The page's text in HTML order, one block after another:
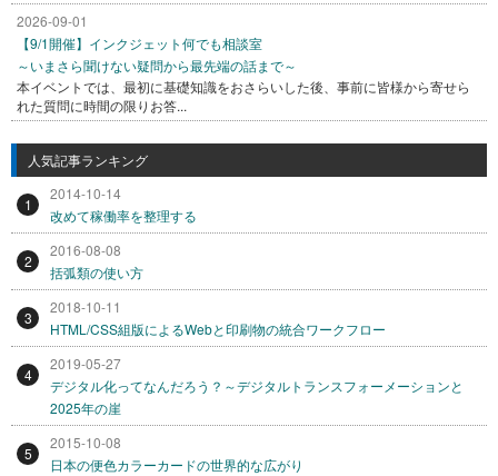
2026-09-01
【9/1開催】インクジェット何でも相談室
～いまさら聞けない疑問から最先端の話まで～
本イベントでは、最初に基礎知識をおさらいした後、事前に皆様から寄せら
れた質問に時間の限りお答...
人気記事ランキング
1
2014-10-14
改めて稼働率を整理する
2
2016-08-08
括弧類の使い方
3
2018-10-11
HTML/CSS組版によるWebと印刷物の統合ワークフロー
4
2019-05-27
デジタル化ってなんだろう？～デジタルトランスフォーメーションと
2025年の崖
5
2015-10-08
日本の便色カラーカードの世界的な広がり